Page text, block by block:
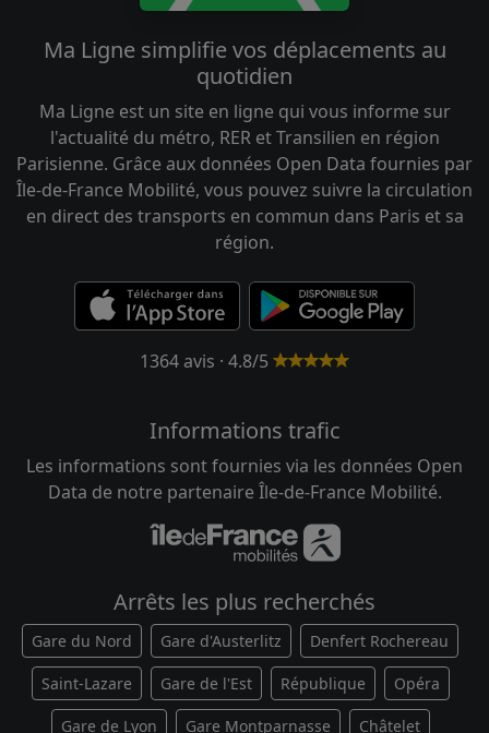
Ma Ligne simplifie vos déplacements au
quotidien
Ma Ligne est un site en ligne qui vous informe sur
l'actualité du métro, RER et Transilien en région
Parisienne. Grâce aux données Open Data fournies par
Île-de-France Mobilité, vous pouvez suivre la circulation
en direct des transports en commun dans Paris et sa
région.
1364 avis · 4.8/5
Informations trafic
Les informations sont fournies via les données Open
Data de notre partenaire Île-de-France Mobilité.
Arrêts les plus recherchés
Gare du Nord Gare d'Austerlitz Denfert Rochereau
Saint-Lazare Gare de l'Est République Opéra
Gare de Lyon Gare Montparnasse Châtelet